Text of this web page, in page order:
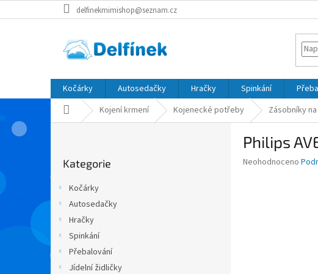
na
delfinekmimishop@seznam.cz
Kočárky Autosedačky Hračky Spinkání
Domů Kojení krmení Kojenecké potřeby Zásobníky
r
p
kategorie
Kategorie
Kočárky
Autosedačky
Hračky
Spinkání
Přebalování
Jídelní židličky
Philips
Průměrné
Neohodnoceno